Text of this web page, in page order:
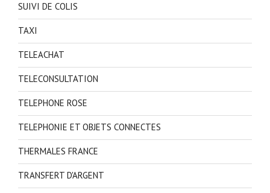
SUIVI DE COLIS
TAXI
TELEACHAT
TELECONSULTATION
TELEPHONE ROSE
TELEPHONIE ET OBJETS CONNECTES
THERMALES FRANCE
TRANSFERT D'ARGENT